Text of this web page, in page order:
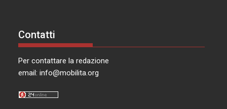
Contatti
Per contattare la redazione
email:info@mobilita.org